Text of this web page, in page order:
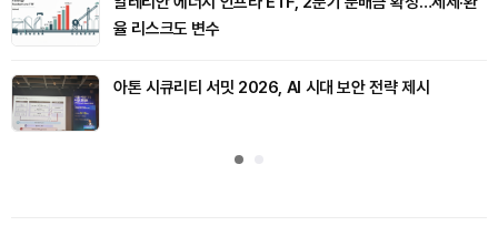
율 리스크도 변수
아톤 시큐리티 서밋 2026, AI 시대 보안 전략 제시